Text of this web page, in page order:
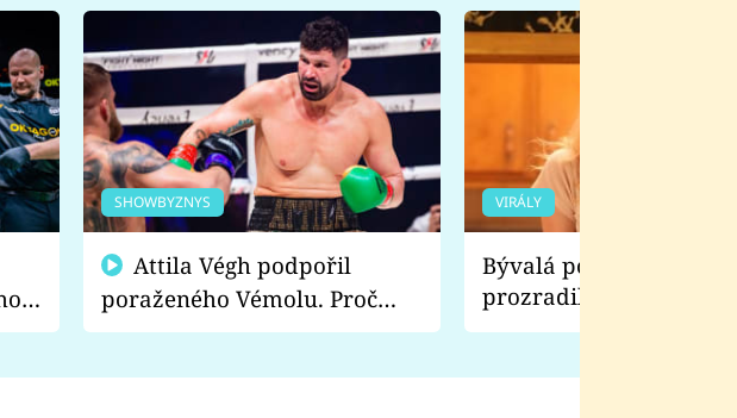
SHOWBYZNYS
poraženého Vémolu. Proč
chce raději zápasit s ním než
VIRÁLY
Bývalá pornoherečka
prozradila, co ji
natáčení Euforie.